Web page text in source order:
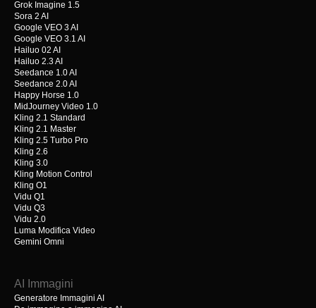
Grok Imagine 1.5
Sora 2 AI
Google VEO 3 AI
Google VEO 3.1 AI
Hailuo 02 AI
Hailuo 2.3 AI
Seedance 1.0 AI
Seedance 2.0 AI
Happy Horse 1.0
MidJourney Video 1.0
Kling 2.1 Standard
Kling 2.1 Master
Kling 2.5 Turbo Pro
Kling 2.6
Kling 3.0
Kling Motion Control
Kling O1
Vidu Q1
Vidu Q3
Vidu 2.0
Luma Modifica Video
Gemini Omni
AI Immagini
Generatore Immagini AI